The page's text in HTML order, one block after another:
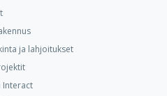
ja lahjoitukset
Interact